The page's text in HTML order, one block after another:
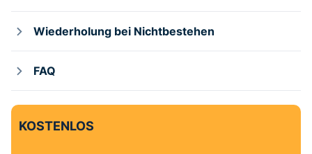
Wiederholung bei Nichtbestehen
FAQ
KOSTENLOS